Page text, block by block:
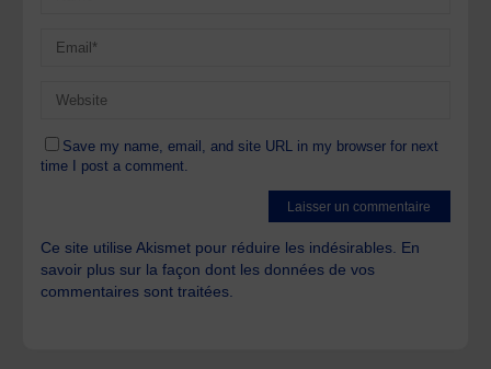
Save my name, email, and site URL in my browser for next
time I post a comment.
Ce site utilise Akismet pour réduire les indésirables. En
savoir plus sur la façon dont les données de vos
commentaires sont traitées.